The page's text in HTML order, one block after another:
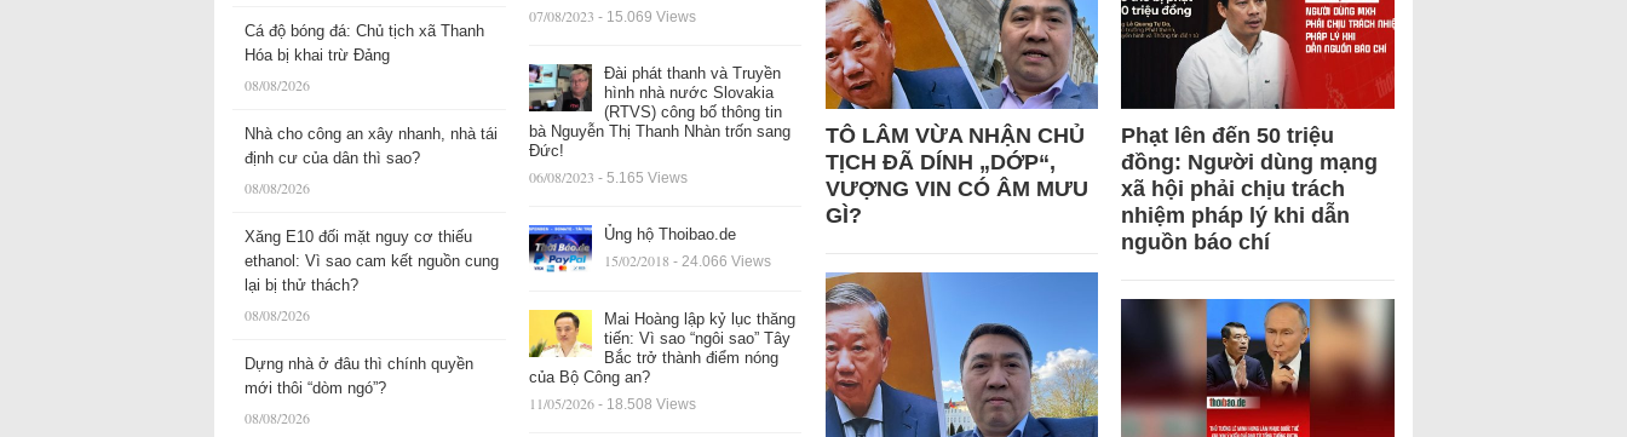
Cá độ bóng đá: Chủ tịch xã Thanh
Hóa bị khai trừ Đảng
08/08/2026
Nhà cho công an xây nhanh, nhà tái
định cư của dân thì sao?
08/08/2026
Xăng E10 đối mặt nguy cơ thiếu
ethanol: Vì sao cam kết nguồn cung
lại bị thử thách?
08/08/2026
Dựng nhà ở đâu thì chính quyền
mới thôi “dòm ngó”?
08/08/2026
07/08/2023 - 15.069 Views
Đài phát thanh và Truyền
hình nhà nước Slovakia
(RTVS) công bố thông tin
bà Nguyễn Thị Thanh Nhàn trốn sang
Đức!
06/08/2023 - 5.165 Views
Ủng hộ Thoibao.de
15/02/2018 - 24.066 Views
Mai Hoàng lập kỷ lục thăng
tiến: Vì sao “ngôi sao” Tây
Bắc trở thành điểm nóng
của Bộ Công an?
11/05/2026 - 18.508 Views
TÔ LÂM VỪA NHẬN CHỦ
TỊCH ĐÃ DÍNH „DỚP“,
VƯỢNG VIN CÓ ÂM MƯU
GÌ?
Phạt lên đến 50 triệu
đồng: Người dùng mạng
xã hội phải chịu trách
nhiệm pháp lý khi dẫn
nguồn báo chí